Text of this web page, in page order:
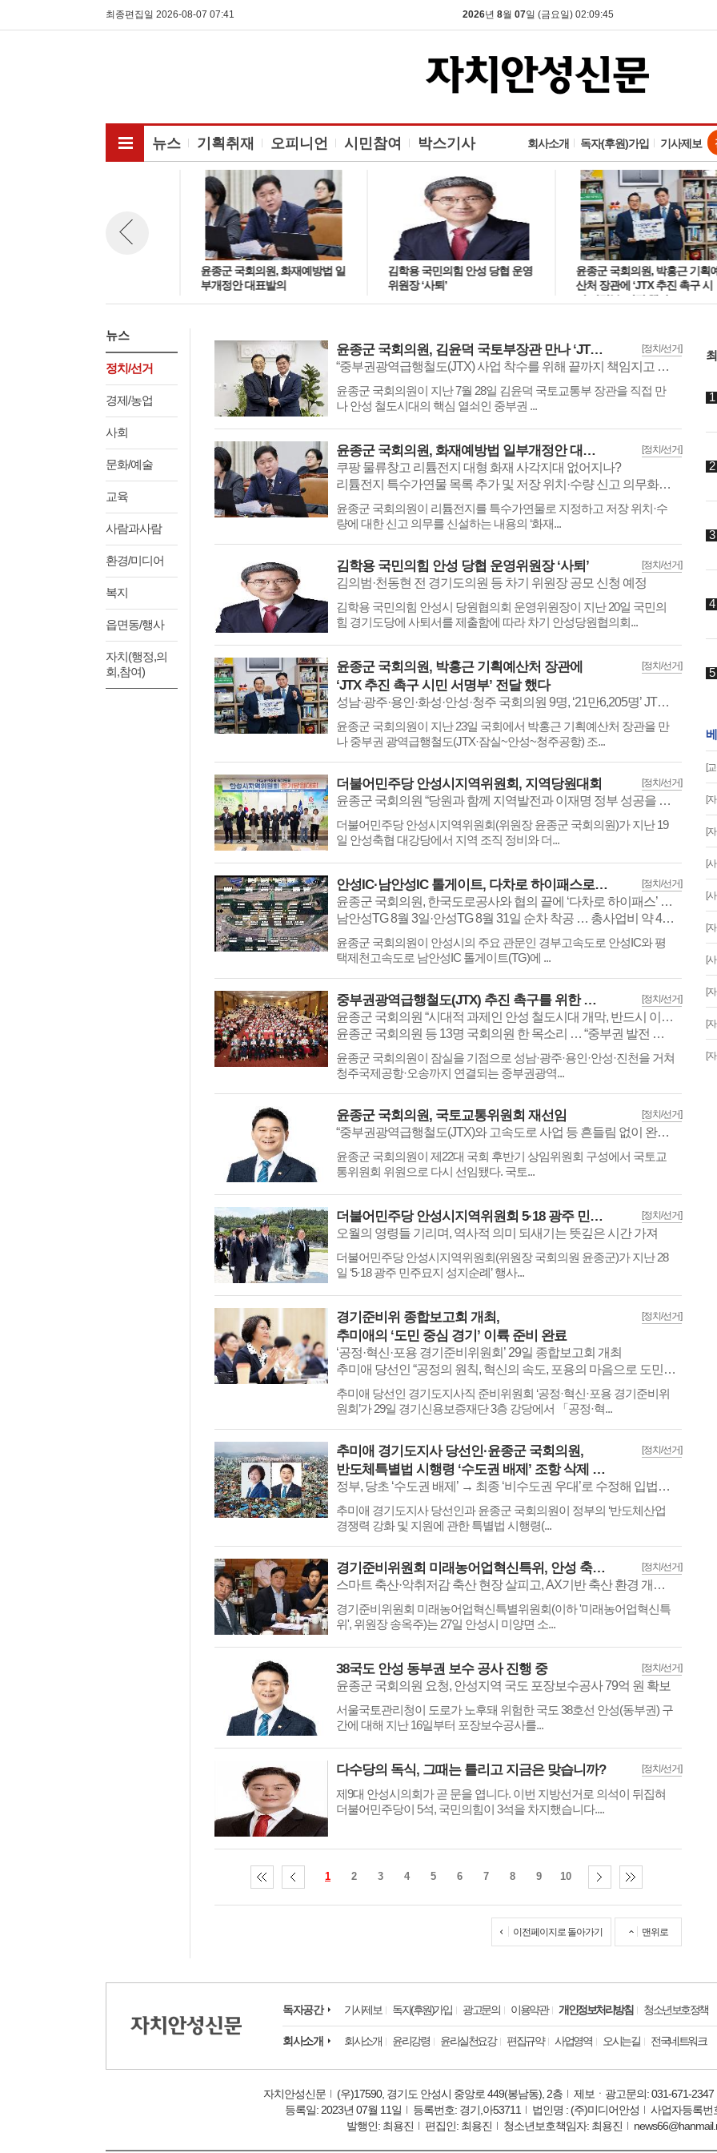
최종편집일 2026-08-07 07:41 2026년 8월 07일 (금요일) 02:09:45
뉴스 기획취재 오피니언 시민참여 박스기사 회사소개 독자(후원)가입 기사제보
전체메뉴보기
윤종군 국회의원, 화재예방법 일
부개정안 대표발의
김학용 국민의힘 안성 당협 운영
위원장 ‘사퇴’
윤종군 국회의원, 박홍근 기획예
산처 장관에 ‘JTX 추진 촉구 시
민 서명부’ 전달 했다
뉴스
정치/선거
경제/농업
사회
문화/예술
교육
사람과사람
환경/미디어
복지
읍면동/행사
자치(행정,의
회,참여)
[정치/선거]
윤종군 국회의원, 김윤덕 국토부장관 만나 ‘JTX 민자적격성 조사 통과 협력’협의
“중부권광역급행철도(JTX) 사업 착수를 위해 끝까지 책임지고 완수하겠다”
​​​​​​​윤종군 국회의원이 지난 7월 28일 김윤덕 국토교통부 장관을 직접 만
나 안성 철도시대의 핵심 열쇠인 중부권 ...
[정치/선거]
윤종군 국회의원, 화재예방법 일부개정안 대표발의
쿠팡 물류창고 리튬전지 대형 화재 사각지대 없어지나?
리튬전지 특수가연물 목록 추가 및 저장 위치·수량 신고 의무화로 화재 대응력 강화
​​​​​​​윤종군 국회의원이 리튬전지를 특수가연물로 지정하고 저장 위치·수
량에 대한 신고 의무를 신설하는 내용의 ‘화재...
[정치/선거]
김학용 국민의힘 안성 당협 운영위원장 ‘사퇴’
김의범·천동현 전 경기도의원 등 차기 위원장 공모 신청 예정
김학용 국민의힘 안성시 당원협의회 운영위원장이 지난 20일 국민의
힘 경기도당에 사퇴서를 제출함에 따라 차기 안성당원협의회...
[정치/선거]
윤종군 국회의원, 박홍근 기획예산처 장관에
‘JTX 추진 촉구 시민 서명부’ 전달 했다
성남·광주·용인·화성·안성·청주 국회의원 9명, ‘21만6,205명’ JTX 추진 촉구 시민 서명부 전달
윤종군 국회의원이 지난 23일 국회에서 박홍근 기획예산처 장관을 만
나 중부권 광역급행철도(JTX·잠실~안성~청주공항) 조...
[정치/선거]
더불어민주당 안성시지역위원회, 지역당원대회
윤종군 국회의원 “당원과 함께 지역발전과 이재명 정부 성공을 만들겠다”
​​​​​​​더불어민주당 안성시지역위원회(위원장 윤종군 국회의원)가 지난 19
일 안성축협 대강당에서 지역 조직 정비와 더...
[정치/선거]
안성IC·남안성IC 톨게이트, 다차로 하이패스로 변경
윤종군 국회의원, 한국도로공사와 협의 끝에 ‘다차로 하이패스’ 사업 확정
남안성TG 8월 3일·안성TG 8월 31일 순차 착공 … 총사업비 약 41억 원 투입
​​​​​​​윤종군 국회의원이 안성시의 주요 관문인 경부고속도로 안성IC와 평
택제천고속도로 남안성IC 톨게이트(TG)에 ...
[정치/선거]
중부권광역급행철도(JTX) 추진 촉구를 위한 국회 토론회
윤종군 국회의원 “시대적 과제인 안성 철도시대 개막, 반드시 이뤄낼 것”
윤종군 국회의원 등 13명 국회의원 한 목소리 … “중부권 발전 위해 JTX 조속 추진해야”
​​​​​​​윤종군 국회의원이 잠실을 기점으로 성남·광주·용인·안성·진천을 거쳐
청주국제공항·오송까지 연결되는 중부권광역...
[정치/선거]
윤종군 국회의원, 국토교통위원회 재선임
“중부권광역급행철도(JTX)와 고속도로 사업 등 흔들림 없이 완성시키겠다”
​​​​​​​윤종군 국회의원이 제22대 국회 후반기 상임위원회 구성에서 국토교
통위원회 위원으로 다시 선임됐다. 국토...
[정치/선거]
더불어민주당 안성시지역위원회 5·18 광주 민주묘지 성지순례
오월의 영령들 기리며, 역사적 의미 되새기는 뜻깊은 시간 가져
​​​​​​​더불어민주당 안성시지역위원회(위원장 국회의원 윤종군)가 지난 28
일 ‘5·18 광주 민주묘지 성지순례’ 행사...
[정치/선거]
경기준비위 종합보고회 개최,
추미애의 ‘도민 중심 경기’ 이륙 준비 완료
‘공정·혁신·포용 경기준비위원회’ 29일 종합보고회 개최
추미애 당선인 “공정의 원칙, 혁신의 속도, 포용의 마음으로 도민 지킬 것”
추미애 당선인 경기도지사직 준비위원회 ‘공정·혁신·포용 경기준비위
원회’가 29일 경기신용보증재단 3층 강당에서 「공정·혁...
[정치/선거]
추미애 경기도지사 당선인·윤종군 국회의원,
반도체특별법 시행령 ‘수도권 배제’ 조항 삭제 환영
정부, 당초 ‘수도권 배제’ → 최종 ‘비수도권 우대’로 수정해 입법예고
​​​​​​​추미애 경기도지사 당선인과 윤종군 국회의원이 정부의 ‘반도체산업
경쟁력 강화 및 지원에 관한 특별법 시행령(...
[정치/선거]
경기준비위원회 미래농어업혁신특위, 안성 축산농가 현장 방문
스마트 축산·악취저감 축산 현장 살피고, AX기반 축산 환경 개선방안 논의
​​​​​​​경기준비위원회 미래농어업혁신특별위원회(이하 '미래농어업혁신특
위', 위원장 송옥주)는 27일 안성시 미양면 소...
[정치/선거]
38국도 안성 동부권 보수 공사 진행 중
윤종군 국회의원 요청, 안성지역 국도 포장보수공사 79억 원 확보
​​​​​​​서울국토관리청이 도로가 노후돼 위험한 국도 38호선 안성(동부권) 구
간에 대해 지난 16일부터 포장보수공사를...
[정치/선거]
다수당의 독식, 그때는 틀리고 지금은 맞습니까?
제9대 안성시의회가 곧 문을 엽니다. 이번 지방선거로 의석이 뒤집혀
더불어민주당이 5석, 국민의힘이 3석을 차지했습니다....
1 2 3 4 5 6 7 8 9 10
이전페이지로 돌아가기 맨위로
[
[
[
[
[
[
[
[
[
[
독자공간 기사제보 독자(후원)가입 광고문의 이용약관 개인정보처리방침 청소년보호정책
회사소개 회사소개 윤리강령 윤리실천요강 편집규약 사업영역 오시는길 전국네트워크
자치안성신문 (우)17590, 경기도 안성시 중앙로 449(봉남동), 2층 제보ㆍ광고문의: 031-671-2347
등록일: 2023년 07월 11일
등록번호: 경기,아53711 법인명 : (주)미디어안성
사업자등록번
발행인: 최용진
편집인: 최용진 청소년보호책임자: 최용진